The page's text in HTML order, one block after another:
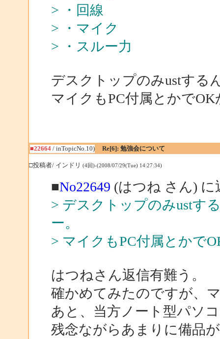
> ・回線
> ・マイク
> ・スルー力
デスクトップのみustする
マイクもPC付属とかでOK
■22664/ inTopicNo.10) Re[6]: 勉強会について
□投稿者/ インドリ (4回)-(2008/07/29(Tue) 14:27:34)
■No22649 (はつね さん) に
> デスクトップのみustす
ー。
> マイクもPC付属とかで
はつねさん返信有難う。
確かめてみたのですが、
あと、当方ノート型パソ
残念ながらあまりに備品